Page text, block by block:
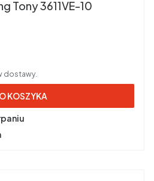
Tony 3611VE-10
dostawy.
KOSZYKA